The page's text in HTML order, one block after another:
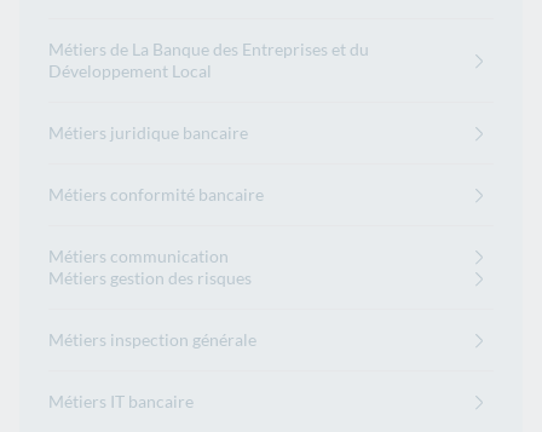
Métiers de La Banque des Entreprises et du
Développement Local
Métiers juridique bancaire
Métiers conformité bancaire
Métiers communication
Métiers gestion des risques
Métiers inspection générale
Métiers IT bancaire